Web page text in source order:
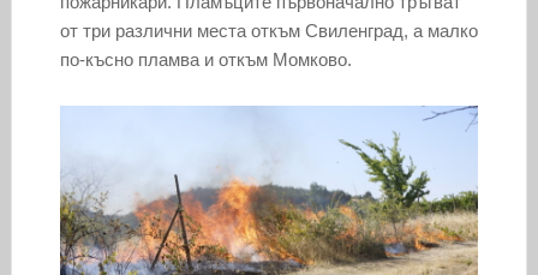
от три различни места откъм Свиленград, а малко
по-късно пламва и откъм Момково.